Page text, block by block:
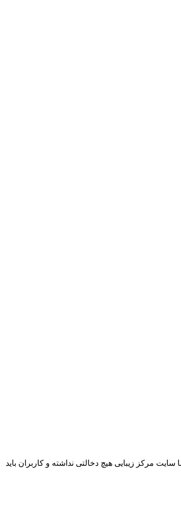
مرکز زیبایی هیچ دخالتی نداشته و کاربران باید